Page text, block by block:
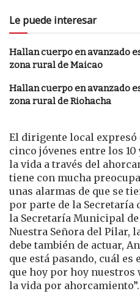
Le puede interesar
Hallan cuerpo en avanzado
zona rural de Maicao
Hallan cuerpo en avanzado
zona rural de Riohacha
El dirigente local expresó
cinco jóvenes entre los 10
la vida a través del
tiene con mucha
unas alarmas de que se
por parte de la Secretaría
la Secretaría Municipal
Nuestra Señora del Pilar,
debe también de actuar,
que está pasando, cuál es
que hoy por hoy nuestros
la vida por ahorcamiento”.